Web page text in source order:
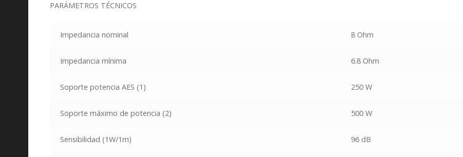
PARÁMETROS TÉCNICOS
Impedancia nominal 8 Ohm
Impedancia mínima 6.8 Ohm
Soporte potencia AES(1) 250 W
Soporte máximo de potencia(2) 500 W
Sensibilidad (1W/1m) 96 dB